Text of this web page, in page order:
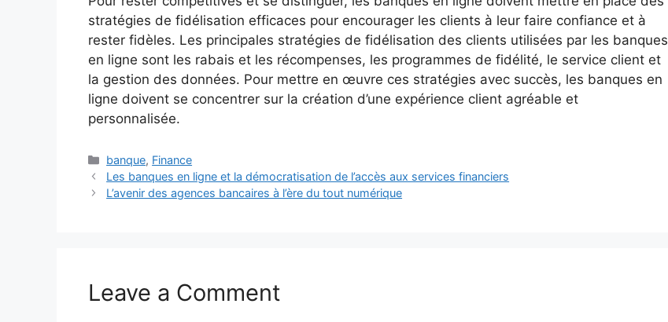
stratégies de fidélisation efficaces pour encourager les clients à leur faire confiance et à
rester fidèles. Les principales stratégies de fidélisation des clients utilisées par les banques
en ligne sont les rabais et les récompenses, les programmes de fidélité, le service client et
la gestion des données. Pour mettre en œuvre ces stratégies avec succès, les banques en
ligne doivent se concentrer sur la création d’une expérience client agréable et
personnalisée.
Categories
banque, Finance
Les banques en ligne et la démocratisation de l’accès aux services financiers
L’avenir des agences bancaires à l’ère du tout numérique
Leave a Comment